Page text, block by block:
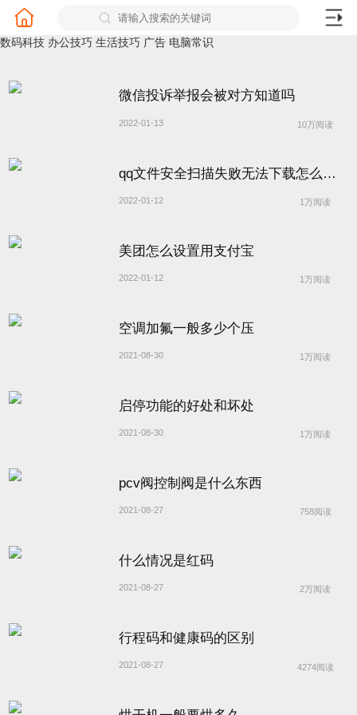
数码科技 办公技巧 生活技巧 广告 电脑常识
微信投诉举报会被对方知道吗
2022-01-13 10万阅读
qq文件安全扫描失败无法下载怎么解除
2022-01-12 1万阅读
美团怎么设置用支付宝
2022-01-12 1万阅读
空调加氟一般多少个压
2021-08-30 1万阅读
启停功能的好处和坏处
2021-08-30 1万阅读
pcv阀控制阀是什么东西
2021-08-27 758阅读
什么情况是红码
2021-08-27 2万阅读
行程码和健康码的区别
2021-08-27 4274阅读